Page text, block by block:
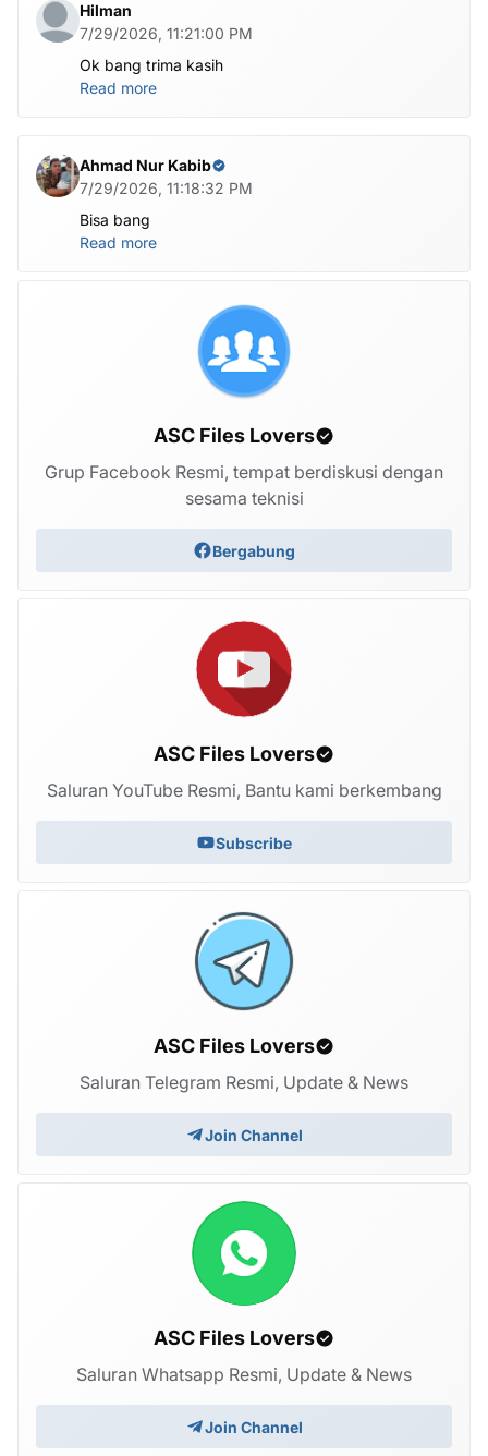
Hilman
7/29/2026, 11:21:00 PM
Ok bang trima kasih
Read more
Ahmad Nur Kabib
7/29/2026, 11:18:32 PM
Bisa bang
Read more
ASC Files Lovers
Grup Facebook Resmi, tempat berdiskusi dengan
sesama teknisi
Bergabung
ASC Files Lovers
Saluran YouTube Resmi, Bantu kami berkembang
Subscribe
ASC Files Lovers
Saluran Telegram Resmi, Update & News
Join Channel
ASC Files Lovers
Saluran Whatsapp Resmi, Update & News
Join Channel